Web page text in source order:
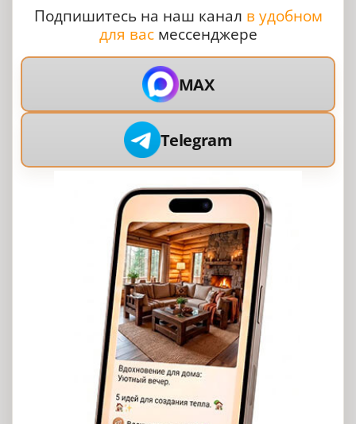
Подпишитесь на наш канал в удобном
для васмессенджере
MAX
Telegram